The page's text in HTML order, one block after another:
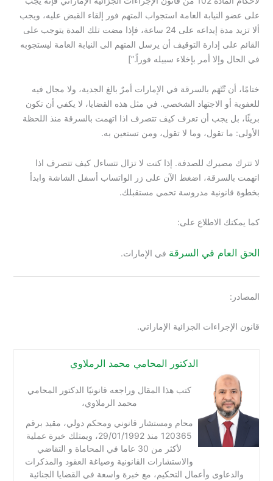
على عضو النيابة العامة استجواب المتهم فور إلقاء القبض عليه، ويجب
ألا تزيد مدة إيداعه على 24 ساعة، فإذا مضت تلك المدة يتوجب على
القائم على إدارة التوقيف أن يرسل المتهم الى النيابة العامة ليستجوبه
في الحال وإلا أمر بإخلاء سبيله فوراً.”]
ختامًا، أن تُتّهَم بالسرقة في الإمارات أمرٌ بالغ الجدية، ولا مجال فيه
للعفوية أو الاجتهاد الشخصي. في مثل هذه القضايا، لا يكفي أن تكون
بريئًا، بل يجب أن تعرف كيف تتصرف اذا اتهمت بالسرقة منذ اللحظة
الأولى: ما تقول، وما لا تقول، ومن تستعين به.
لا تترك مصيرك للصدفة. إذا كنت لا تزال تتساءل كيف تتصرف اذا
اتهمت بالسرقة، اضغط الآن على زر الواتساب أسفل الشاشة وابدأ
بخطوة قانونية مدروسة تحمي مستقبلك.
كما يمكنك الاطلاع على:
الحق العام في السرقة في الإمارات.
المصادر:
قانون الإجراءات الجزائية الإماراتي.
الدكتور المحامي محمد الرملاوي
كتب هذا المقال وراجعه قانونيًا الدكتور المحامي
محمد الرملاوي،
محام ومستشار قانوني ومحكم دولي، مقيد برقم
120365 منذ 29/01/1992، ويمتلك خبرة عملية
لأكثر من 30 عاما في المحاماة و التقاضي
والاستشارات القانونية وصياغة العقود والمذكرات
والدعاوى وأعمال التحكيم، مع خبرة واسعة في القضايا الجنائية